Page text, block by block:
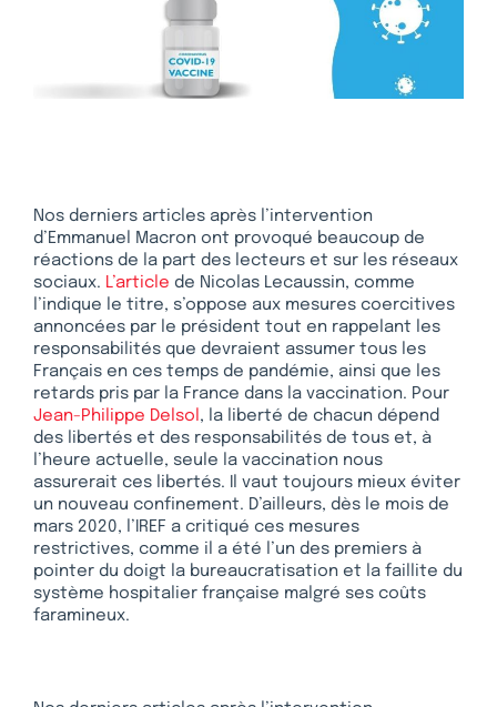
Nos derniers articles après l’intervention
d’Emmanuel Macron ont provoqué beaucoup de
réactions de la part des lecteurs et sur les réseaux
sociaux. L’article de Nicolas Lecaussin, comme
l’indique le titre, s’oppose aux mesures coercitives
annoncées par le président tout en rappelant les
responsabilités que devraient assumer tous les
Français en ces temps de pandémie, ainsi que les
retards pris par la France dans la vaccination. Pour
Jean-Philippe Delsol , la liberté de chacun dépend
des libertés et des responsabilités de tous et, à
l’heure actuelle, seule la vaccination nous
assurerait ces libertés. Il vaut toujours mieux éviter
un nouveau confinement. D’ailleurs, dès le mois de
mars 2020, l’IREF a critiqué ces mesures
restrictives, comme il a été l’un des premiers à
pointer du doigt la bureaucratisation et la faillite du
système hospitalier française malgré ses coûts
faramineux.